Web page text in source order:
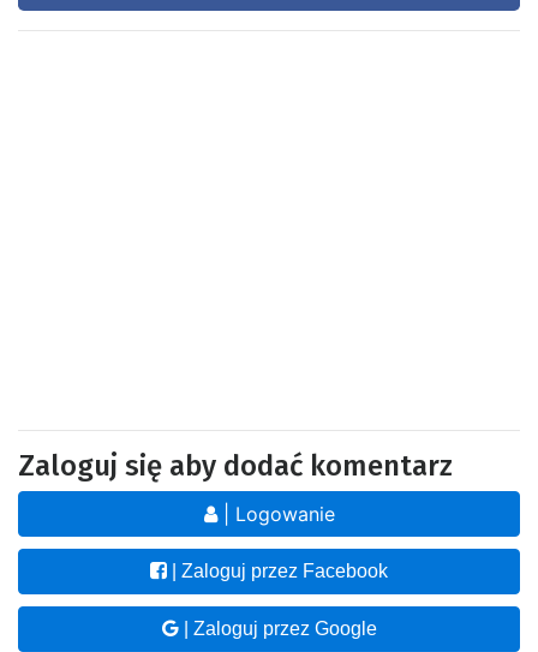
Zaloguj się aby dodać komentarz
| Logowanie
| Zaloguj przez Facebook
| Zaloguj przez Google